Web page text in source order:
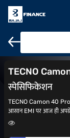
TECNO Camon 40
TECNO
स्पेसिफिकेशन
TECNO Camon 40 Pro
आसान EMI पर आज ही